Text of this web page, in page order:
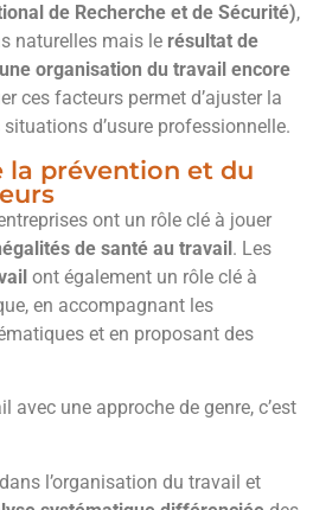
de Recherche et de Sécurité),
naturelles mais le résultat de
organisation du travail encore
ces facteurs permet d’ajuster la
situations d’usure professionnelle.
la prévention et du
ont un rôle clé à jouer
de santé au travail. Les
ont également un rôle clé à
en accompagnant les
et en proposant des
avec une approche de genre, c’est
dans l’organisation du travail et